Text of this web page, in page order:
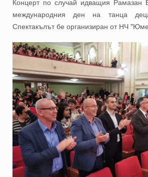
международния ден на танца
Спектакълът бе организиран от НЧ